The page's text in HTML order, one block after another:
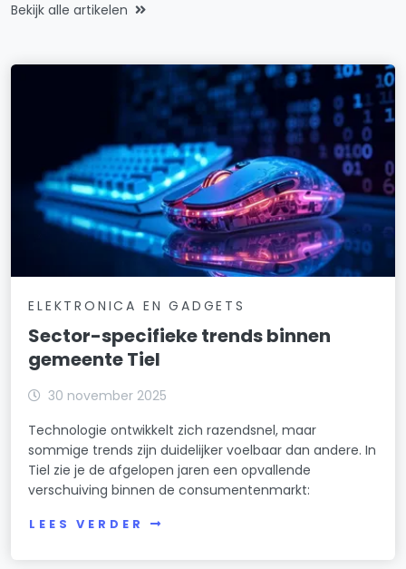
Bekijk alle artikelen
ELEKTRONICA EN GADGETS
Sector-specifieke trends binnen
gemeente Tiel
30 november 2025
Technologie ontwikkelt zich razendsnel, maar
sommige trends zijn duidelijker voelbaar dan andere. In
Tiel zie je de afgelopen jaren een opvallende
verschuiving binnen de consumentenmarkt:
LEES VERDER